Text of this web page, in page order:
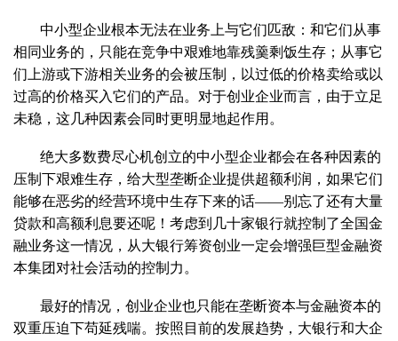
中小型企业根本无法在业务上与它们匹敌：和它们从事
相同业务的，只能在竞争中艰难地靠残羹剩饭生存；从事它
们上游或下游相关业务的会被压制，以过低的价格卖给或以
过高的价格买入它们的产品。对于创业企业而言，由于立足
未稳，这几种因素会同时更明显地起作用。
绝大多数费尽心机创立的中小型企业都会在各种因素的
压制下艰难生存，给大型垄断企业提供超额利润，如果它们
能够在恶劣的经营环境中生存下来的话——别忘了还有大量
贷款和高额利息要还呢！考虑到几十家银行就控制了全国金
融业务这一情况，从大银行筹资创业一定会增强巨型金融资
本集团对社会活动的控制力。
最好的情况，创业企业也只能在垄断资本与金融资本的
双重压迫下苟延残喘。按照目前的发展趋势，大银行和大企